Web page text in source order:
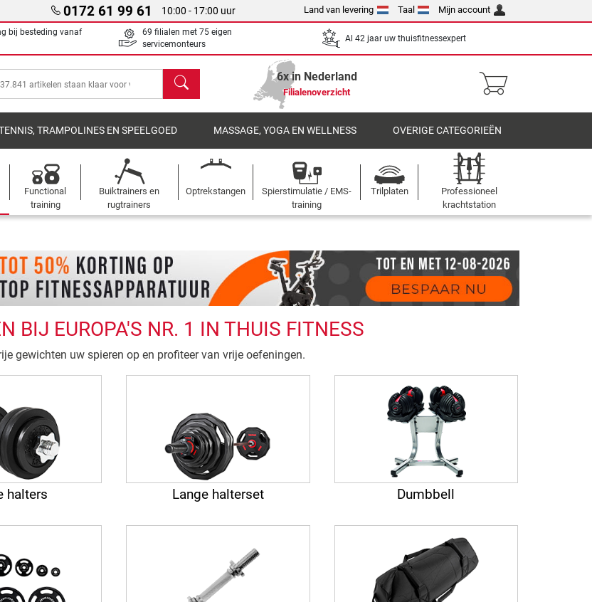
0172 61 99 61 10:00 - 17:00 uur Land van levering Taal Mijn account
bij besteding vanaf
69 filialen met 75 eigen
servicemonteurs
Al 42 jaar uw thuisfitnessexpert
Zoeken 6x in Nederland
Filialenoverzicht
TRAMPOLINES EN SPEELGOED MASSAGE, YOGA EN WELLNESS OVERIGE CATEGORIEËN
Functional
training
Buiktrainers en
rugtrainers
Optrekstangen
Spierstimulatie / EMS-
training
Trilplaten
Professioneel
krachtstation
BIJ EUROPA'S NR. 1 IN THUIS FITNESS
gewichten uw spieren op en profiteer van vrije oefeningen.
halters Lange halterset Dumbbell